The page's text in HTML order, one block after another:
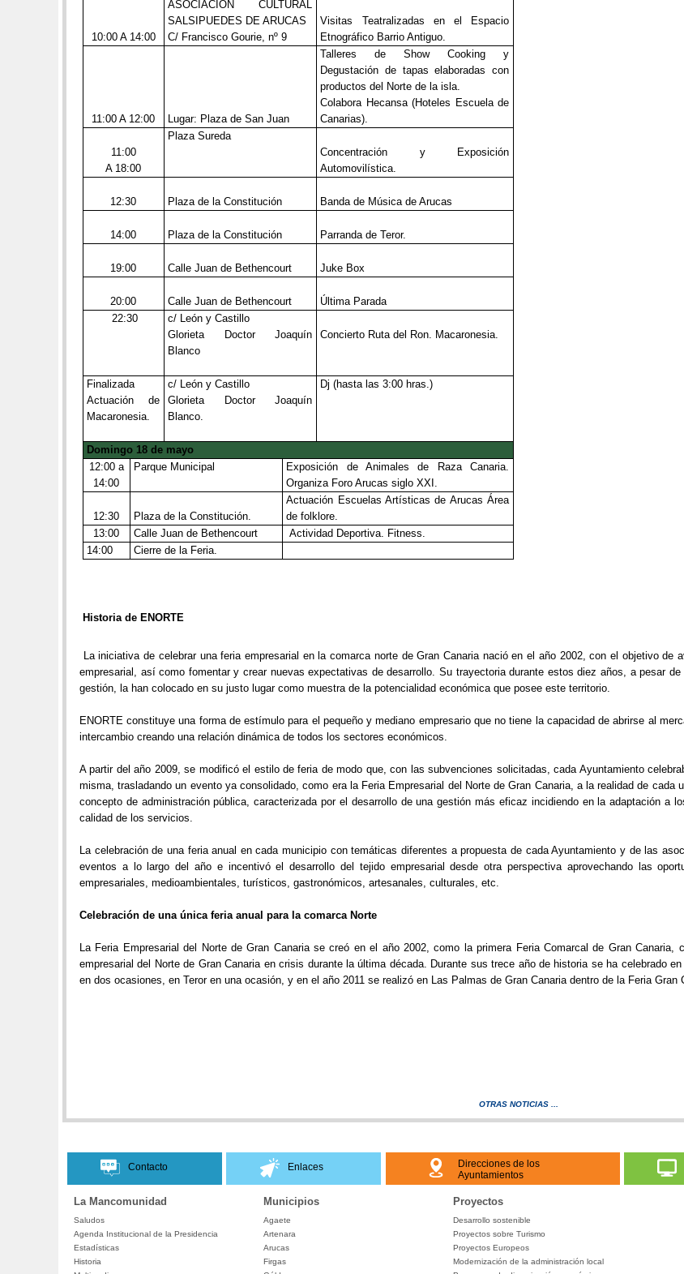
10:00 A 14:00
ASOCIACIÓN CULTURAL
SALSIPUEDES DE ARUCAS
C/ Francisco Gourie, nº 9
Visitas Teatralizadas en el Espacio
Etnográfico Barrio Antiguo.
11:00 A 12:00 Lugar: Plaza de San Juan
Talleres de Show Cooking y
Degustación de tapas elaboradas con
productos del Norte de la isla.
Colabora Hecansa (Hoteles Escuela de
Canarias).
11:00
A 18:00
Plaza Sureda
Concentración y Exposición
Automovilística.
12:30 Plaza de la Constitución Banda de Música de Arucas
14:00 Plaza de la Constitución Parranda de Teror.
19:00 Calle Juan de Bethencourt Juke Box
20:00 Calle Juan de Bethencourt
Última Parada
22:30
c/ León y Castillo
Glorieta Doctor Joaquín
Blanco
Concierto Ruta del Ron. Macaronesia.
Finalizada
Actuación de
Macaronesia.
c/ León y Castillo
Glorieta Doctor Joaquín
Blanco.
Dj (hasta las 3:00 hras.)
Domingo 18 de mayo
12:00 a
14:00
Parque Municipal
Exposición de Animales de Raza Canaria.
Organiza Foro Arucas siglo XXI.
12:30 Plaza de la Constitución.
Actuación Escuelas Artísticas de Arucas Área
de folklore.
13:00
Calle Juan de Bethencourt
Actividad Deportiva. Fitness.
14:00
Cierre de la Feria.
Historia de ENORTE
La iniciativa de celebrar una feria empresarial en la comarca norte de Gran Canaria nació en el año 2002, con el objetivo
empresarial, así como fomentar y crear nuevas expectativas de desarrollo. Su trayectoria durante estos diez años, a pesar
gestión, la han colocado en su justo lugar como muestra de la potencialidad económica que posee este territorio.
ENORTE constituye una forma de estímulo para el pequeño y mediano empresario que no tiene la capacidad de abrirse al
intercambio creando una relación dinámica de todos los sectores económicos.
A partir del año 2009, se modificó el estilo de feria de modo que, con las subvenciones solicitadas, cada Ayuntamiento
misma, trasladando un evento ya consolidado, como era la Feria Empresarial del Norte de Gran Canaria, a la realidad de
concepto de administración pública, caracterizada por el desarrollo de una gestión más eficaz incidiendo en la adaptación a
calidad de los servicios.
La celebración de una feria anual en cada municipio con temáticas diferentes a propuesta de cada Ayuntamiento y de las
eventos a lo largo del año e incentivó el desarrollo del tejido empresarial desde otra perspectiva aprovechando las
empresariales, medioambientales, turísticos, gastronómicos, artesanales, culturales, etc.
Celebración de una única feria anual para la comarca Norte
La Feria Empresarial del Norte de Gran Canaria se creó en el año 2002, como la primera Feria Comarcal de Gran
empresarial del Norte de Gran Canaria en crisis durante la última década. Durante sus trece año de historia se ha celebrado
en dos ocasiones, en Teror en una ocasión, y en el año 2011 se realizó en Las Palmas de Gran Canaria dentro de la Feria Gran
OTRAS NOTICIAS ...
Contacto Enlaces
Direcciones de los
Ayuntamientos
La Mancomunidad Municipios Proyectos
Saludos
Agenda Institucional de la Presidencia
Estadísticas
Historia
Agaete
Artenara
Arucas
Firgas
Desarrollo sostenible
Proyectos sobre Turismo
Proyectos Europeos
Modernización de la administración local